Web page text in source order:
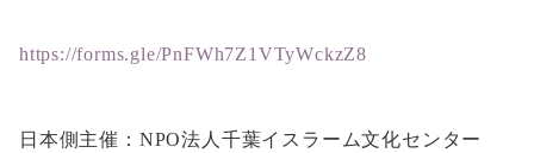
https://forms.gle/PnFWh7Z1VTyWckzZ8
日本側主催：NPO法人千葉イスラーム文化センター